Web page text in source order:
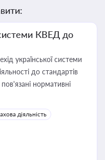
системи КВЕД до
української системи
до стандартів
нормативні
діяльність